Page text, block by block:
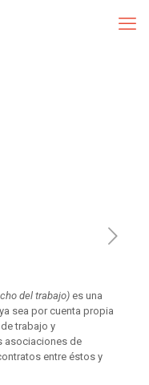
del trabajo)es una
sea por cuenta propia
trabajo y
asociaciones de
entre éstos y